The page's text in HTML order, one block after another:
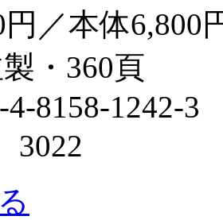
／本体6,800
・360頁
8158-1242-3